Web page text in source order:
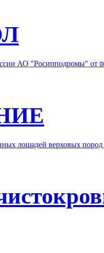
АО "Росипподромы" от
лошадей верховых